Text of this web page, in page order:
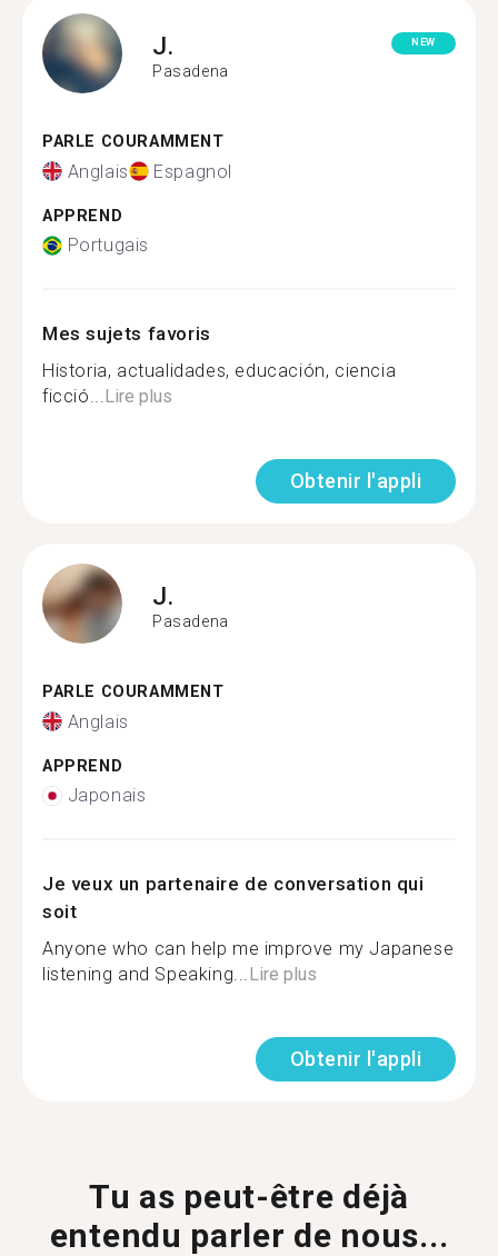
J.
Pasadena
NEW
PARLE COURAMMENT
Anglais Espagnol
APPREND
Portugais
Mes sujets favoris
Historia, actualidades, educación, ciencia
ficció...Lire plus
Obtenir l'appli
J.
Pasadena
PARLE COURAMMENT
Anglais
APPREND
Japonais
Je veux un partenaire de conversation qui
soit
Anyone who can help me improve my Japanese
listening and Speaking...Lire plus
Obtenir l'appli
Tu as peut-être déjà
entendu parler de nous...